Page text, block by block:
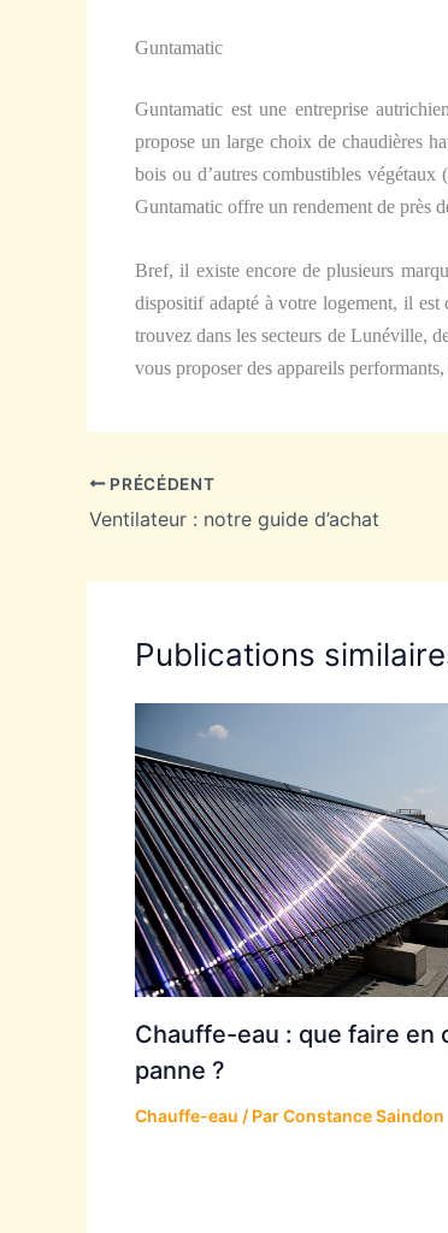
Guntamatic
Guntamatic est une entreprise
propose un large choix de chaudières
bois ou d’autres combustibles végétaux
Guntamatic offre un rendement de près
Bref, il existe encore de plusieurs
dispositif adapté à votre logement, il est
trouvez dans les secteurs de Lunéville,
vous proposer des appareils
PRÉCÉDENT
Ventilateur : notre guide d’achat
Publications
Chauffe-eau : que faire en
panne ?
Chauffe-eau / ParConstance Saindon